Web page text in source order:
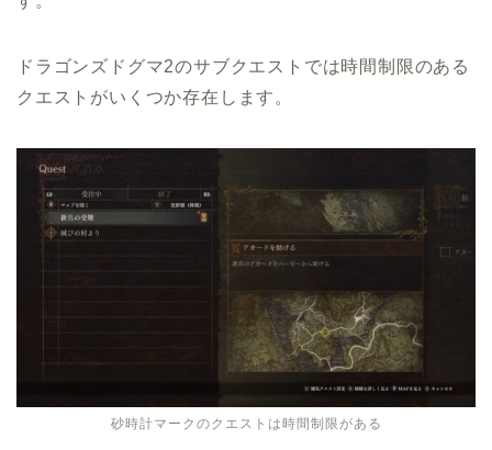
ドラゴンズドグマ2のサブクエストでは時間制限のある
クエストがいくつか存在します。
砂時計マークのクエストは時間制限がある